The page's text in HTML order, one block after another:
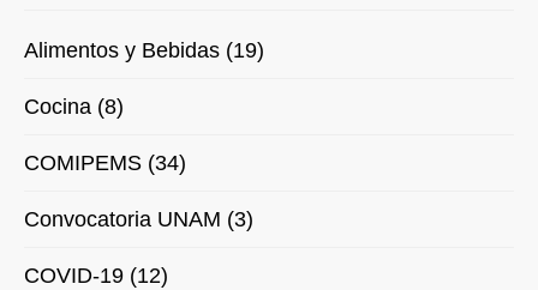
Alimentos y Bebidas (19)
Cocina (8)
COMIPEMS (34)
Convocatoria UNAM (3)
COVID-19 (12)